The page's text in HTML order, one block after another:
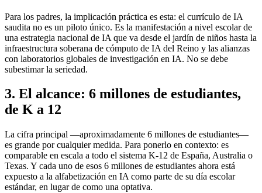
Para los padres, la implicación práctica es esta: el currículo de IA
saudita no es un piloto único. Es la manifestación a nivel escolar de
una estrategia nacional de IA que va desde el jardín de niños hasta la
infraestructura soberana de cómputo de IA del Reino y las alianzas
con laboratorios globales de investigación en IA. No se debe
subestimar la seriedad.
3. El alcance: 6 millones de estudiantes,
de K a 12
La cifra principal —aproximadamente 6 millones de estudiantes—
es grande por cualquier medida. Para ponerlo en contexto: es
comparable en escala a todo el sistema K-12 de España, Australia o
Texas. Y cada uno de esos 6 millones de estudiantes ahora está
expuesto a la alfabetización en IA como parte de su día escolar
estándar, en lugar de como una optativa.